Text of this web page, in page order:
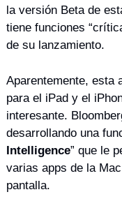
la versión Beta de
tiene funciones
de su lanzamiento.
Aparentemente, esta
para el iPad y el
interesante.
desarrollando una
Intelligence” que le
varias apps de la
pantalla.